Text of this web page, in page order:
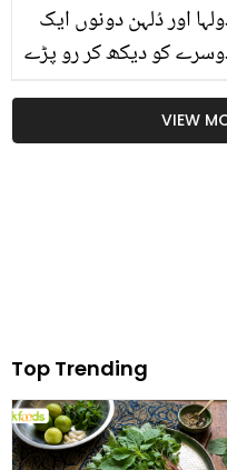
اور دُلہن دونوں ایک
کو دیکھ کر رو پڑے
ماہرہ خان کی قریبی
سے شادی، مداح
دعائیں دینے لگے،
VIEW
Top Trending